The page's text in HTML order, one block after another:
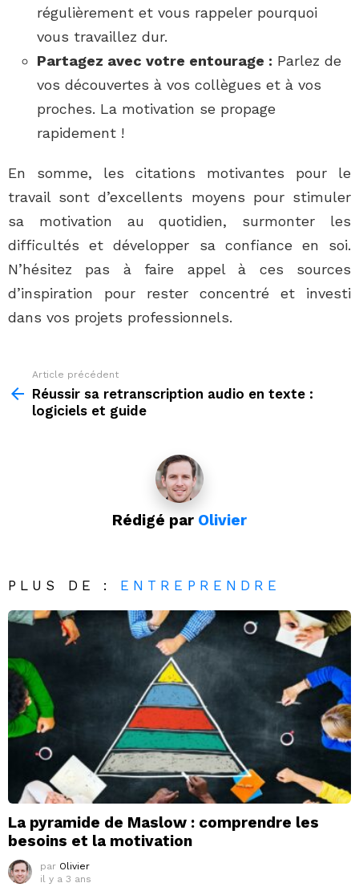
régulièrement et vous rappeler pourquoi
vous travaillez dur.
Partagez avec votre entourage : Parlez de
vos découvertes à vos collègues et à vos
proches. La motivation se propage
rapidement !
En somme, les citations motivantes pour le
travail sont d’excellents moyens pour stimuler
sa motivation au quotidien, surmonter les
difficultés et développer sa confiance en soi.
N’hésitez pas à faire appel à ces sources
d’inspiration pour rester concentré et investi
dans vos projets professionnels.
plus
d'informations
Article précédent
Réussir sa retranscription audio en texte :
logiciels et guide
Rédigé par Olivier
PLUS DE : ENTREPRENDRE
La pyramide de Maslow : comprendre les
besoins et la motivation
par Olivier
il y a 3 ans